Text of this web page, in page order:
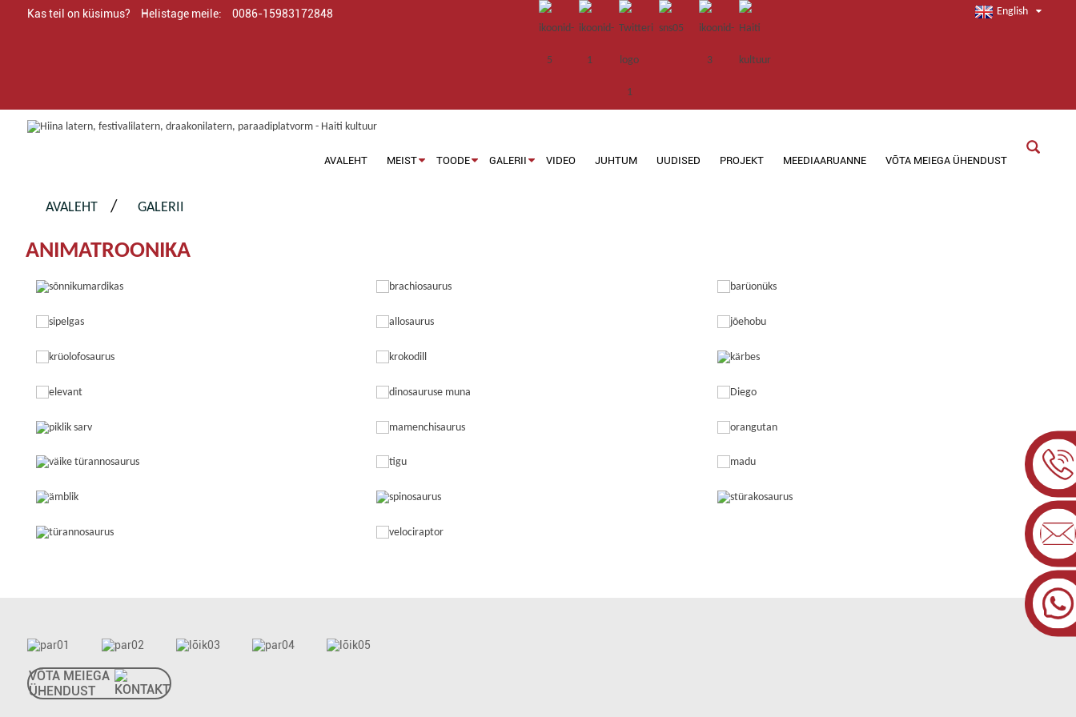
Kas teil on küsimus? Helistage meile: 0086-15983172848 English
AVALEHT MEIST TOODE GALERII VIDEO JUHTUM UUDISED PROJEKT MEEDIAARUANNE VÕTA MEIEGA ÜHENDUST
AVALEHT GALERII
ANIMATROONIKA
VÕTA MEIEGA
ÜHENDUST